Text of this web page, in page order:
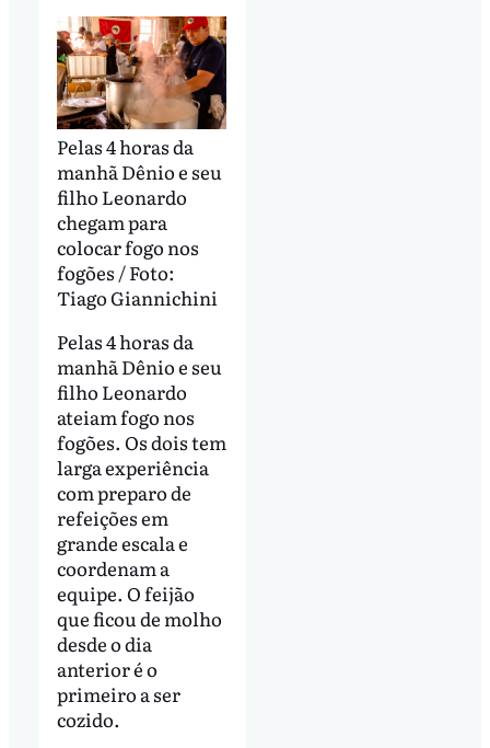
Pelas 4 horas da
manhã Dênio e seu
filho Leonardo
chegam para
colocar fogo nos
fogões / Foto:
Tiago Giannichini
Pelas 4 horas da
manhã Dênio e seu
filho Leonardo
ateiam fogo nos
fogões. Os dois tem
larga experiência
com preparo de
refeições em
grande escala e
coordenam a
equipe. O feijão
que ficou de molho
desde o dia
anterior é o
primeiro a ser
cozido.